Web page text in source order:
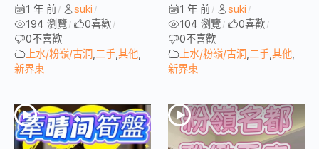
1 年 前 / suki /
194 瀏覽 / 0喜歡 /
0不喜歡
上水/粉嶺/古洞 二手 其他
新界東
1 年 前 / suki /
104 瀏覽 / 0喜歡 /
0不喜歡
上水/粉嶺/古洞 二手 其他
新界東